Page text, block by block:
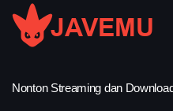
Nonton Streaming dan